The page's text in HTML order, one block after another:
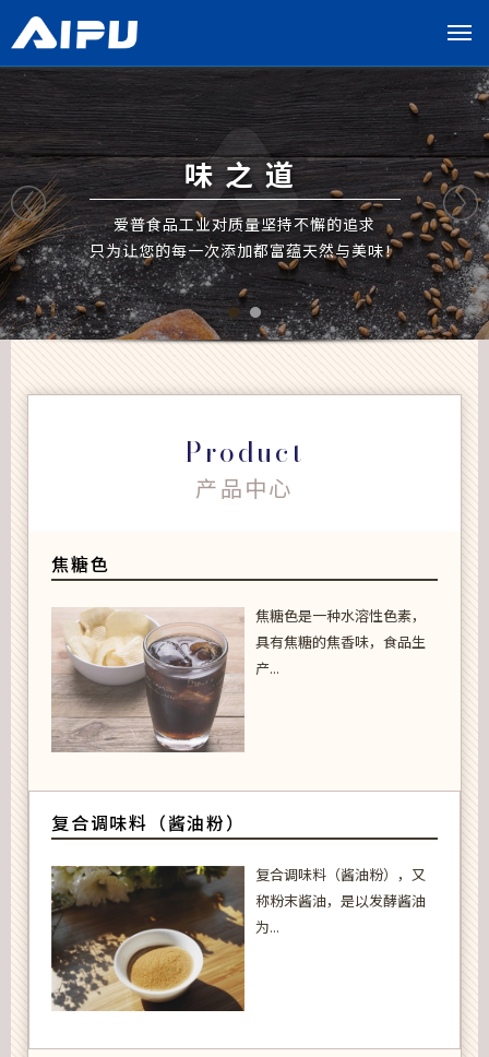
展
导
览
列
求
美味！
开创好品味
保障食品安全是我们的价值
提供稳定高品质的产品是我们
Product
产品中心
焦糖色
焦糖色是一种水溶性色素，
具有焦糖的焦香味，食品生
产...
复合调味料（酱油粉）
复合调味料（酱油粉），又
称粉末酱油，是以发酵酱油
为...